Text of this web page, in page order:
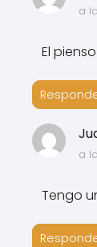
a
El
a
Tengo